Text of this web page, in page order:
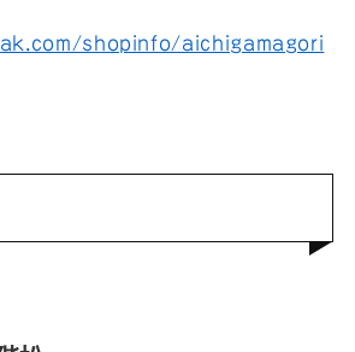
shopinfo/aichigamagori